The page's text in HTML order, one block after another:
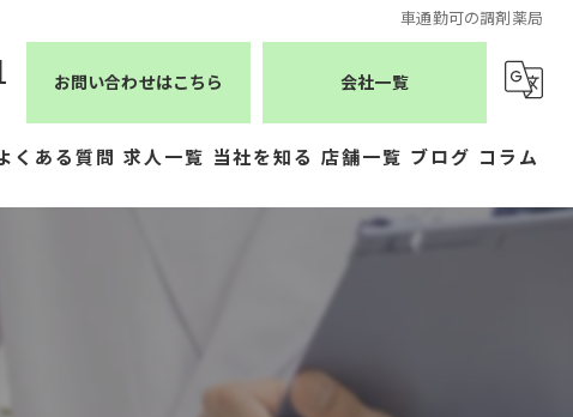
車通勤可の調剤薬局
お問い合わせはこちら 会社一覧
くある質問 求人一覧 当社を知る 店舗一覧
シーエスメディカルネット
株式会社ジェムス
株式会社かもめ薬局
有限会社トレーフル
ブログ コラム